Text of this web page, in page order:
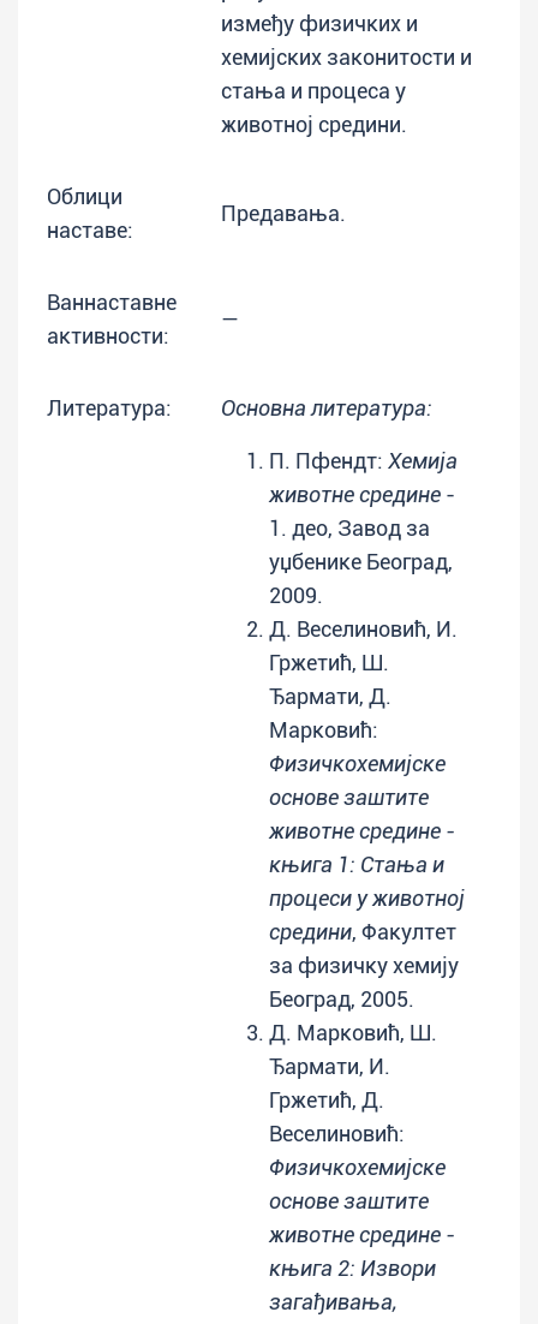
између физичких и
хемијских законитости и
стања и процеса у
животној средини.
Облици
наставе:
Предавања.
Ваннаставне
активности:
—
Литература: Основна литература:
П. Пфендт: Хемија
животне средине -
1. део, Завод за
уџбенике Београд,
2009.
Д. Веселиновић, И.
Гржетић, Ш.
Ђармати, Д.
Марковић:
Физичкохемијске
основе заштите
животне средине -
књига 1: Стања и
процеси у животној
средини, Факултет
за физичку хемију
Београд, 2005.
Д. Марковић, Ш.
Ђармати, И.
Гржетић, Д.
Веселиновић:
Физичкохемијске
основе заштите
животне средине -
књига 2: Извори
загађивања,